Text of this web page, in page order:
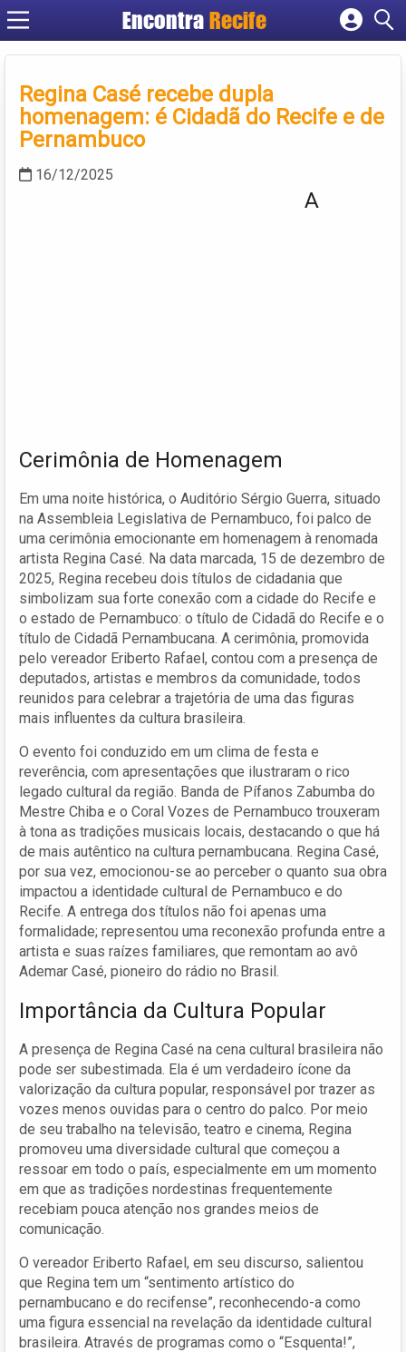
Encontra Recife
Cadastrar empresa
Criar conta
Regina Casé recebe dupla
homenagem: é Cidadã do Recife e de
Pernambuco
16/12/2025
A
Cerimônia de Homenagem
Em uma noite histórica, o Auditório Sérgio Guerra, situado
na Assembleia Legislativa de Pernambuco, foi palco de
uma cerimônia emocionante em homenagem à renomada
artista Regina Casé. Na data marcada, 15 de dezembro de
2025, Regina recebeu dois títulos de cidadania que
simbolizam sua forte conexão com a cidade do Recife e
o estado de Pernambuco: o título de Cidadã do Recife e o
título de Cidadã Pernambucana. A cerimônia, promovida
pelo vereador Eriberto Rafael, contou com a presença de
deputados, artistas e membros da comunidade, todos
reunidos para celebrar a trajetória de uma das figuras
mais influentes da cultura brasileira.
O evento foi conduzido em um clima de festa e
reverência, com apresentações que ilustraram o rico
legado cultural da região. Banda de Pífanos Zabumba do
Mestre Chiba e o Coral Vozes de Pernambuco trouxeram
à tona as tradições musicais locais, destacando o que há
de mais autêntico na cultura pernambucana. Regina Casé,
por sua vez, emocionou-se ao perceber o quanto sua obra
impactou a identidade cultural de Pernambuco e do
Recife. A entrega dos títulos não foi apenas uma
formalidade; representou uma reconexão profunda entre a
artista e suas raízes familiares, que remontam ao avô
Ademar Casé, pioneiro do rádio no Brasil.
Importância da Cultura Popular
A presença de Regina Casé na cena cultural brasileira não
pode ser subestimada. Ela é um verdadeiro ícone da
valorização da cultura popular, responsável por trazer as
vozes menos ouvidas para o centro do palco. Por meio
de seu trabalho na televisão, teatro e cinema, Regina
promoveu uma diversidade cultural que começou a
ressoar em todo o país, especialmente em um momento
em que as tradições nordestinas frequentemente
recebiam pouca atenção nos grandes meios de
comunicação.
O vereador Eriberto Rafael, em seu discurso, salientou
que Regina tem um “sentimento artístico do
pernambucano e do recifense”, reconhecendo-a como
uma figura essencial na revelação da identidade cultural
brasileira. Através de programas como o “Esquenta!”,